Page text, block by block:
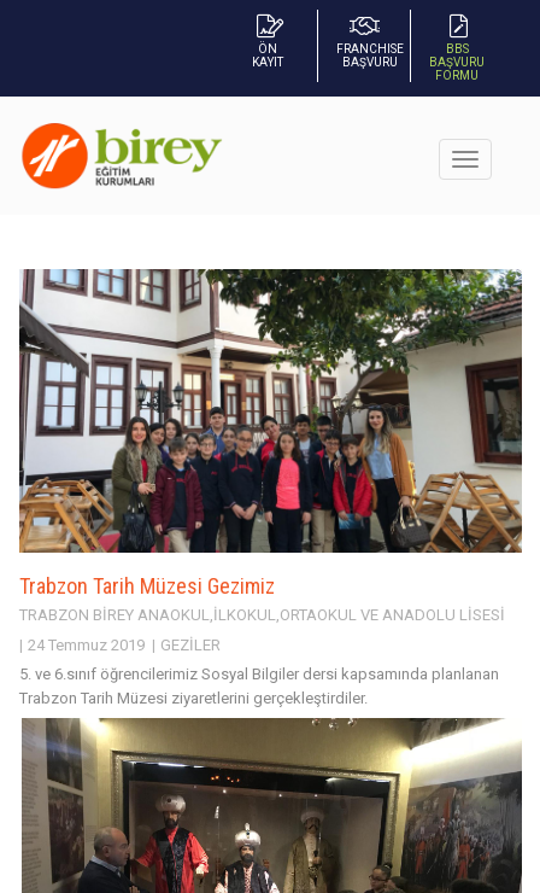
BBS
BAŞVURU
FORMU
FRANCHISE
BAŞVURU
ÖN
KAYIT
Trabzon Tarih Müzesi Gezimiz
TRABZON BİREY ANAOKUL,İLKOKUL,ORTAOKUL VE ANADOLU LİSESİ
24 Temmuz 2019
GEZİLER
5. ve 6.sınıf öğrencilerimiz Sosyal Bilgiler dersi kapsamında planlanan
Trabzon Tarih Müzesi ziyaretlerini gerçekleştirdiler.